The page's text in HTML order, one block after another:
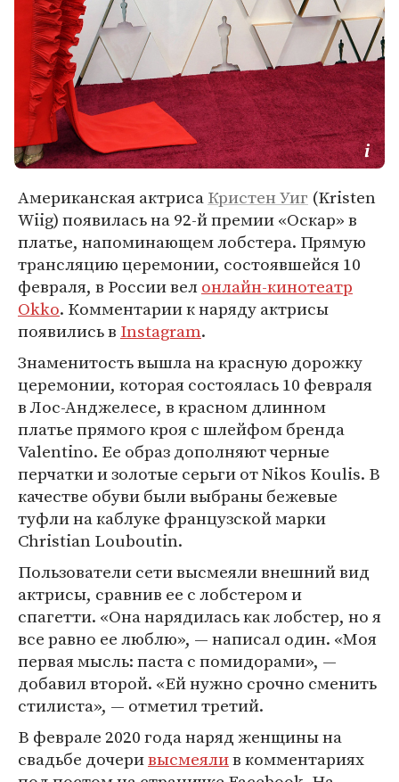
Американская актрисаКристен Уиг (Kristen
Wiig) появилась на 92-й премии «Оскар» в
платье, напоминающем лобстера. Прямую
трансляцию церемонии, состоявшейся 10
февраля, в России велонлайн-кинотеатр
Okko. Комментарии к наряду актрисы
появились в Instagram.
Знаменитость вышла на красную дорожку
церемонии, которая состоялась 10 февраля
в Лос-Анджелесе, в красном длинном
платье прямого кроя с шлейфом бренда
Valentino. Ее образ дополняют черные
перчатки и золотые серьги от Nikos Koulis. В
качестве обуви были выбраны бежевые
туфли на каблуке французской марки
Christian Louboutin.
Пользователи сети высмеяли внешний вид
актрисы, сравнив ее с лобстером и
спагетти. «Она нарядилась как лобстер, но я
все равно ее люблю», — написал один. «Моя
первая мысль: паста с помидорами», —
добавил второй. «Ей нужно срочно сменить
стилиста», — отметил третий.
В феврале 2020 года наряд женщины на
свадьбе дочеривысмеялив комментариях